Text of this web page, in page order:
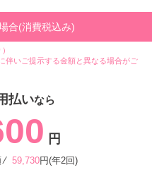
合(消費税込み)
伴いご提示する金額と異なる場合がご
払いなら
円
⁄ 59,730円(年2回)